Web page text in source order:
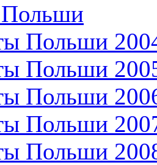
Польши
Польши
Польши
Польши
Польши